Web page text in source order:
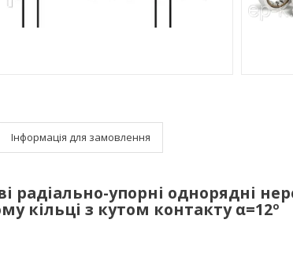
Інформація для замовлення
упорні однорядні
кільці з кутом контактуα=12º